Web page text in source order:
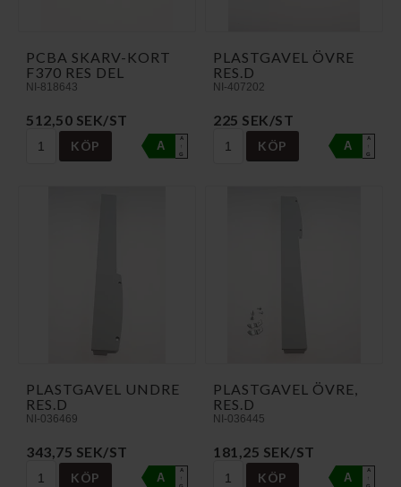
PCBA SKARV-KORT
F370 RES DEL
NI-818643
512,50 SEK/ST
KÖP A
A
↑
G
PLASTGAVEL ÖVRE
RES.D
NI-407202
225 SEK/ST
KÖP A
A
↑
G
PLASTGAVEL UNDRE
RES.D
NI-036469
343,75 SEK/ST
KÖP A
A
↑
G
PLASTGAVEL ÖVRE,
RES.D
NI-036445
181,25 SEK/ST
KÖP A
A
↑
G